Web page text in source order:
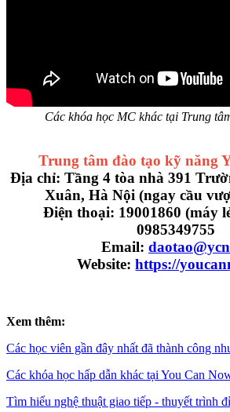
Các khóa học MC khác tại Trung
Trung tâm đào tạo kỹ năng
Địa chỉ: Tầng 4 tòa nhà 391
Xuân, Hà Nội (ngay cầu
Điện thoại: 19001860 (máy
0985349755
Email:
Website:https://
Xem thêm:
Các học viên gần đây nhất đã thành công
Các khóa học hấp dẫn khác tại You Can
Tìm hiểu nghệ thuật giao tiếp - thuyết trình